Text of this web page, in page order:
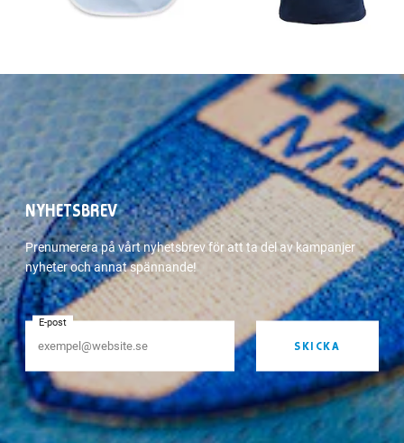
NYHETSBREV
Prenumerera på vårt nyhetsbrev för att ta del av kampanjer
nyheter och annat spännande!
E-post
SKICKA